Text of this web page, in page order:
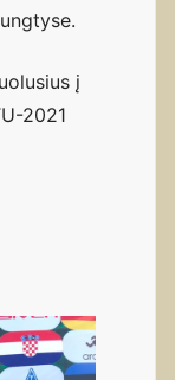
į
2021